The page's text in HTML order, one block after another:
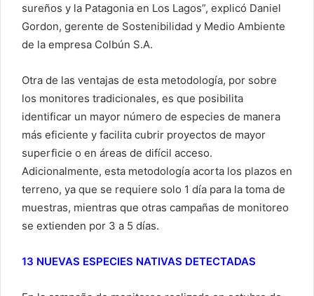
sureños y la Patagonia en Los Lagos”, explicó Daniel
Gordon, gerente de Sostenibilidad y Medio Ambiente
de la empresa Colbún S.A.
Otra de las ventajas de esta metodología, por sobre
los monitores tradicionales, es que posibilita
identificar un mayor número de especies de manera
más eficiente y facilita cubrir proyectos de mayor
superficie o en áreas de difícil acceso.
Adicionalmente, esta metodología acorta los plazos en
terreno, ya que se requiere solo 1 día para la toma de
muestras, mientras que otras campañas de monitoreo
se extienden por 3 a 5 días.
13 NUEVAS ESPECIES NATIVAS DETECTADAS